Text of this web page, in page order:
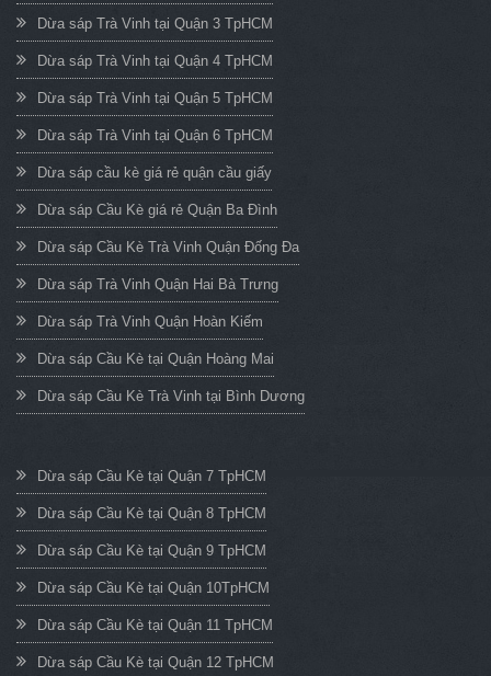
Dừa sáp Trà Vinh tại Quận 3 TpHCM
Dừa sáp Trà Vinh tại Quận 4 TpHCM
Dừa sáp Trà Vinh tại Quận 5 TpHCM
Dừa sáp Trà Vinh tại Quận 6 TpHCM
Dừa sáp cầu kè giá rẻ quận cầu giấy
Dừa sáp Cầu Kè giá rẻ Quận Ba Đình
Dừa sáp Cầu Kè Trà Vinh Quận Đống Đa
Dừa sáp Trà Vinh Quận Hai Bà Trưng
Dừa sáp Trà Vinh Quận Hoàn Kiếm
Dừa sáp Cầu Kè tại Quận Hoàng Mai
Dừa sáp Cầu Kè Trà Vinh tại Bình Dương
Dừa sáp Cầu Kè tại Quận 7 TpHCM
Dừa sáp Cầu Kè tại Quận 8 TpHCM
Dừa sáp Cầu Kè tại Quận 9 TpHCM
Dừa sáp Cầu Kè tại Quận 10TpHCM
Dừa sáp Cầu Kè tại Quận 11 TpHCM
Dừa sáp Cầu Kè tại Quận 12 TpHCM